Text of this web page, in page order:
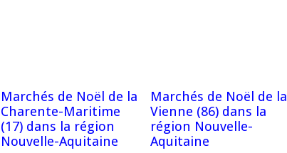
Marchés de Noël de la
Charente-Maritime
(17) dans la région
Nouvelle-Aquitaine
Marchés de Noël de la
Vienne (86) dans la
région Nouvelle-
Aquitaine